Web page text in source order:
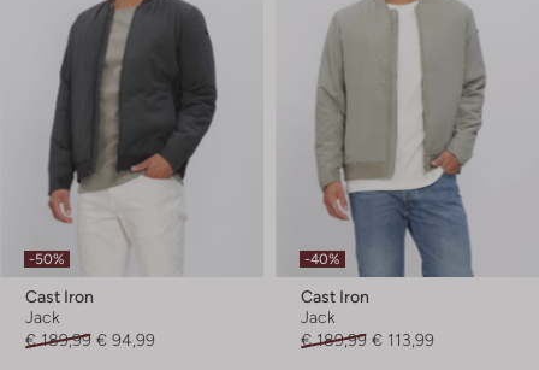
-50%
Cast Iron
Jack
€ 189,99 € 94,99
-40%
Cast Iron
Jack
€ 189,99 € 113,99